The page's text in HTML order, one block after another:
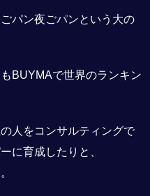
パン夜ごパンという大の
BUYMAで世界のランキン
人をコンサルティングで
に育成したりと、